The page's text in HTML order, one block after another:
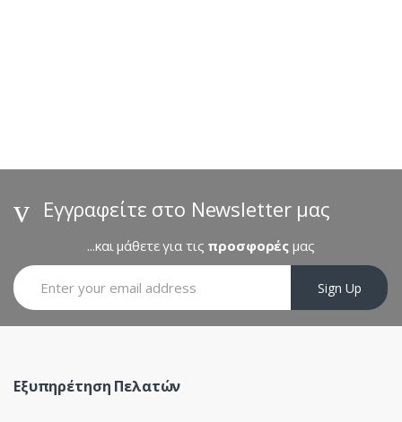
d
Εγγραφείτε στο Newsletter μας
...και μάθετε για τις προσφορές μας
Sign Up
Εξυπηρέτηση Πελατών